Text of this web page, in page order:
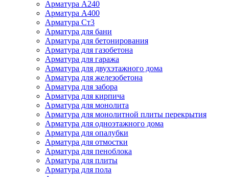
Арматура А240
Арматура А400
Арматура Ст3
Арматура для бани
Арматура для бетонирования
Арматура для газобетона
Арматура для гаража
Арматура для двухэтажного дома
Арматура для железобетона
Арматура для забора
Арматура для кирпича
Арматура для монолита
Арматура для монолитной плиты перекрытия
Арматура для одноэтажного дома
Арматура для опалубки
Арматура для отмостки
Арматура для пеноблока
Арматура для плиты
Арматура для пола